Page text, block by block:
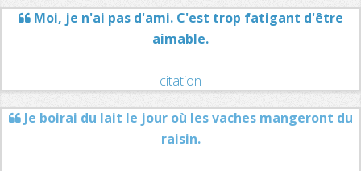
Moi, je n'ai pas d'ami. C'est trop fatigant d'être
aimable.
citation
Je boirai du lait le jour où les vaches mangeront du
raisin.